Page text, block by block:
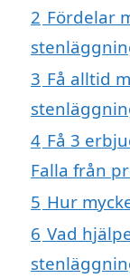
2 Fördelar
3 Få alltid
4 Få 3
Falla från
5 Hur
6 Vad